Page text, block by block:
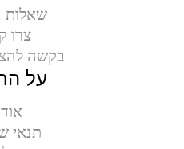
שאלות
צרו
בקשה
על
תנאי